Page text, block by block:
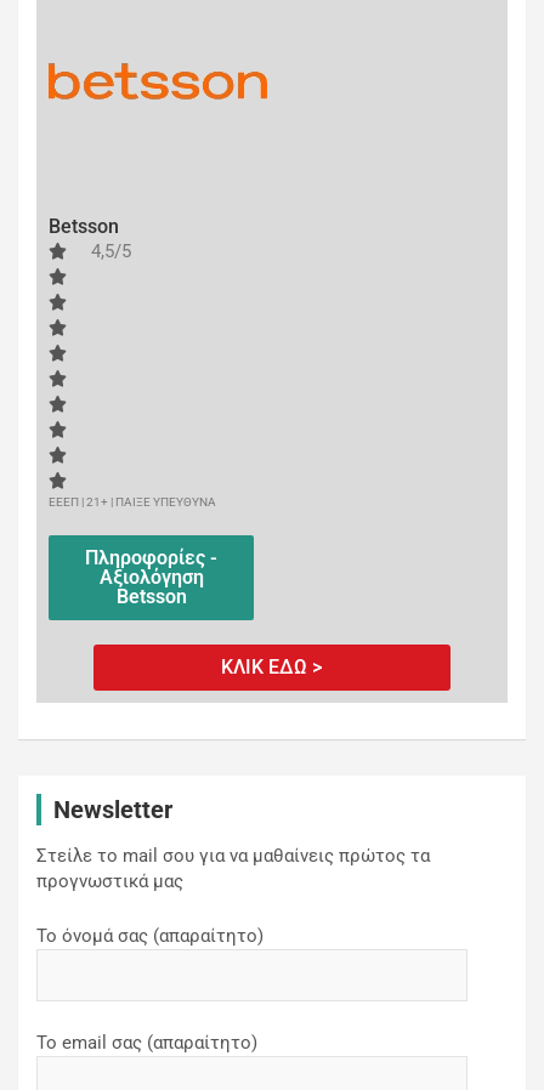
Betsson
4,5/5
ΕΕΕΠ | 21+ | ΠΑΙΞΕ ΥΠΕΥΘΥΝΑ
Πληροφορίες -
Αξιολόγηση
Betsson
ΚΛΙΚ ΕΔΩ >
Newsletter
Στείλε το mail σου για να μαθαίνεις πρώτος τα
προγνωστικά μας
Το όνομά σας (απαραίτητο)
Το email σας (απαραίτητο)